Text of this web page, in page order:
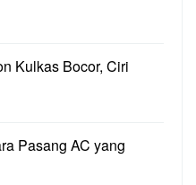
Kulkas Bocor, Ciri
Pasang AC yang